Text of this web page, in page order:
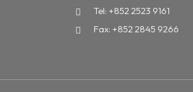
Tel: +852 2523 9161
Fax: +852 2845 9266